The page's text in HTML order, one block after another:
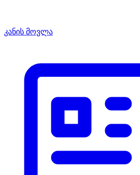
კანის მოვლა